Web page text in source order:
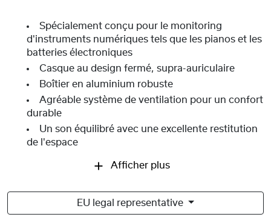
Spécialement conçu pour le monitoring
d'instruments numériques tels que les pianos et les
batteries électroniques
Casque au design fermé, supra-auriculaire
Boîtier en aluminium robuste
Agréable système de ventilation pour un confort
durable
Un son équilibré avec une excellente restitution
de l'espace
Afficher plus
EU legal representative